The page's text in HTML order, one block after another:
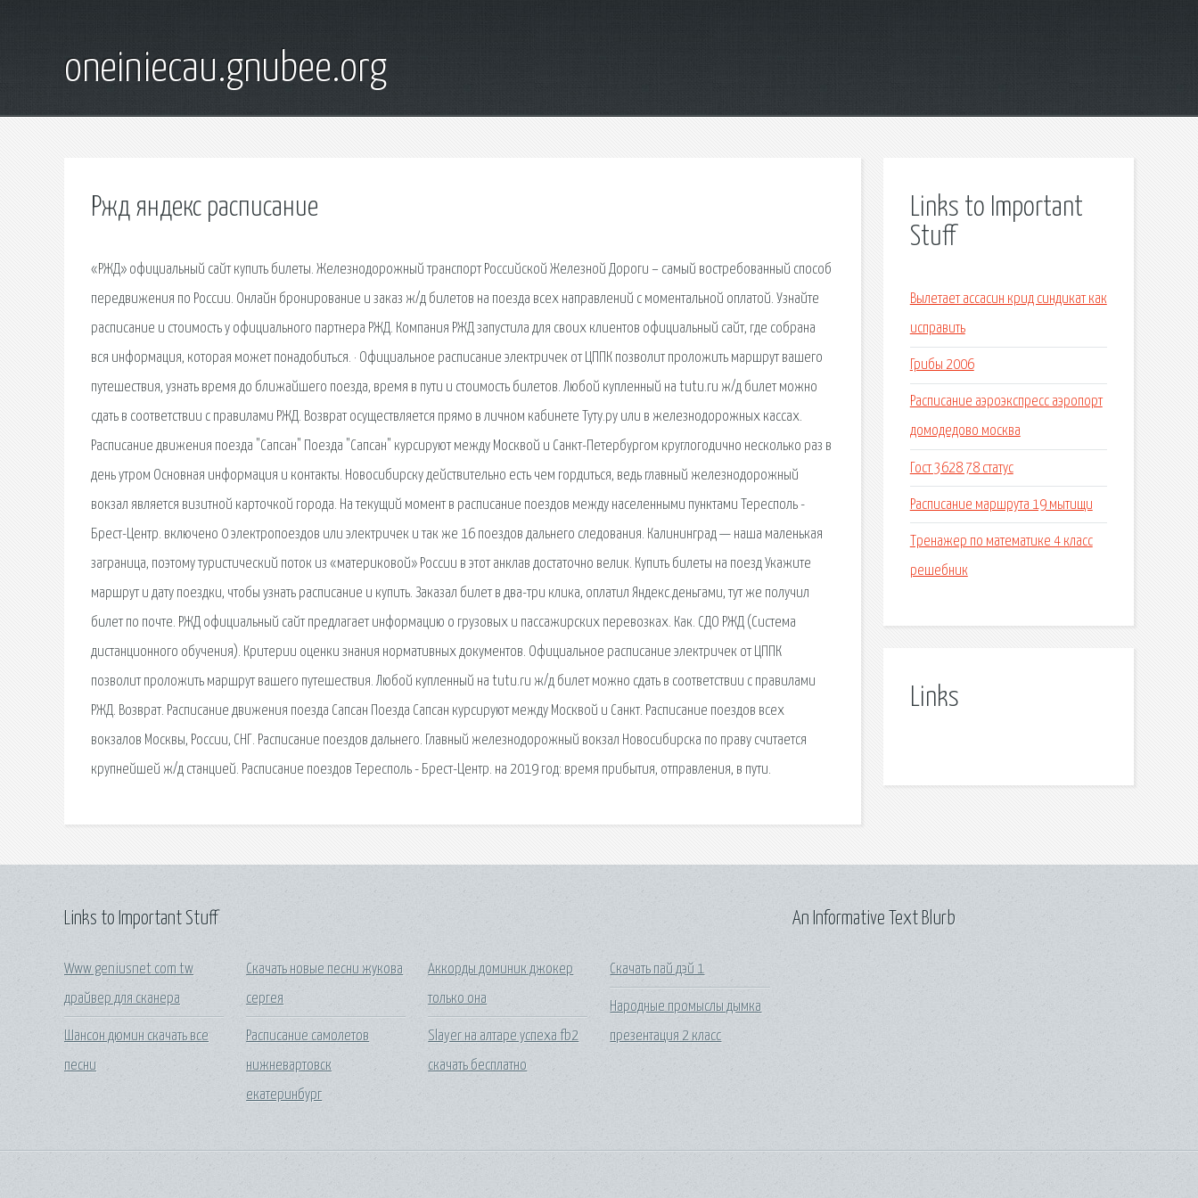
oneiniecau.gnubee.org
Ржд яндекс расписание
«РЖД» официальный сайт купить билеты. Железнодорожный транспорт Российской Железной Дороги – самый востребованный способ
передвижения по России. Онлайн бронирование и заказ ж/д билетов на поезда всех направлений с моментальной оплатой. Узнайте
расписание и стоимость у официального партнера РЖД. Компания РЖД запустила для своих клиентов официальный сайт, где собрана
вся информация, которая может понадобиться. · Официальное расписание электричек от ЦППК позволит проложить маршрут вашего
путешествия, узнать время до ближайшего поезда, время в пути и стоимость билетов. Любой купленный на tutu.ru ж/д билет можно
сдать в соответствии с правилами РЖД. Возврат осуществляется прямо в личном кабинете Туту.ру или в железнодорожных кассах.
Расписание движения поезда "Сапсан" Поезда "Сапсан" курсируют между Москвой и Санкт-Петербургом круглогодично несколько раз в
день утром Основная информация и контакты. Новосибирску действительно есть чем гордиться, ведь главный железнодорожный
вокзал является визитной карточкой города. На текущий момент в расписание поездов между населенными пунктами Тересполь -
Брест-Центр. включено 0 электропоездов или электричек и так же 16 поездов дальнего следования. Калининград — наша маленькая
заграница, поэтому туристический поток из «материковой» России в этот анклав достаточно велик. Купить билеты на поезд Укажите
маршрут и дату поездки, чтобы узнать расписание и купить. Заказал билет в два-три клика, оплатил Яндекс.деньгами, тут же получил
билет по почте. РЖД официальный сайт предлагает информацию о грузовых и пассажирских перевозках. Как. СДО РЖД (Система
дистанционного обучения). Критерии оценки знания нормативных документов. Официальное расписание электричек от ЦППК
позволит проложить маршрут вашего путешествия. Любой купленный на tutu.ru ж/д билет можно сдать в соответствии с правилами
РЖД. Возврат. Расписание движения поезда Сапсан Поезда Сапсан курсируют между Москвой и Санкт. Расписание поездов всех
вокзалов Москвы, России, СНГ. Расписание поездов дальнего. Главный железнодорожный вокзал Новосибирска по праву считается
крупнейшей ж/д станцией. Расписание поездов Тересполь - Брест-Центр. на 2019 год: время прибытия, отправления, в пути.
Links to Important
Stuff
Вылетает ассасин крид синдикат как
исправить
Грибы 2006
Расписание аэроэкспресс аэропорт
домодедово москва
Гост 3628 78 статус
Расписание маршрута 19 мытищи
Тренажер по математике 4 класс
решебник
Links
Links to Important Stuff
Www geniusnet com tw
драйвер для сканера
Шансон дюмин скачать все
песни
Скачать новые песни жукова
сергея
Расписание самолетов
нижневартовск
екатеринбург
Аккорды доминик джокер
только она
Slayer на алтаре успеха fb2
скачать бесплатно
Скачать пай дэй 1
Народные промыслы дымка
презентация 2 класс
An Informative Text Blurb